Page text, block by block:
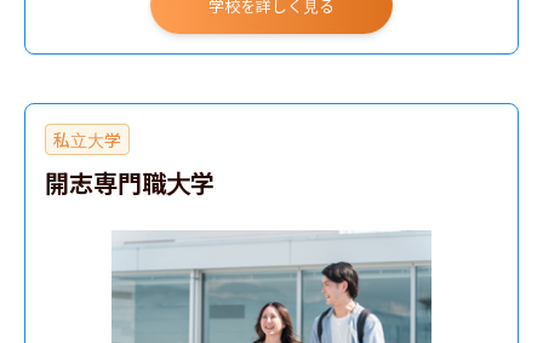
学校を詳しく見る
私立大学
開志専門職大学